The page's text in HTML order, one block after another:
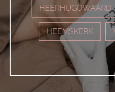
HEERHUGOWAARD
HEEMSKERK